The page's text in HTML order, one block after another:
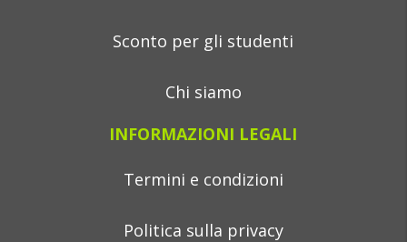
Sconto per gli studenti
Chi siamo
INFORMAZIONI LEGALI
Termini e condizioni
Politica sulla privacy